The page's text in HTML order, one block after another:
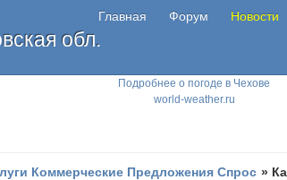
Подробнее о погоде в Чехове
world-weather.ru
обл.
Главная Форум Новости
Коммерческие Предложения Спрос »